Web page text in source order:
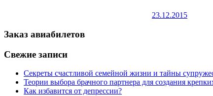
23.12.2015
Заказ авиабилетов
Свежие записи
Секреты счастливой семейной жизни и тайны
Теории выбора брачного партнера для создания
Как избавится от депрессии?